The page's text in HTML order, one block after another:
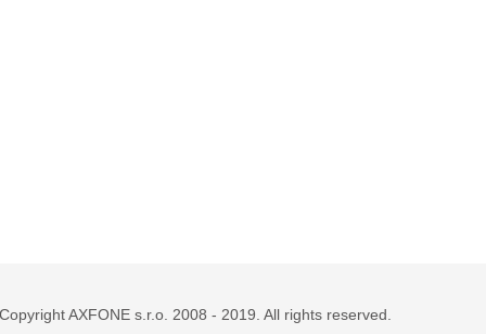
AXFONE s.r.o. 2008 - 2019. All rights reserved.